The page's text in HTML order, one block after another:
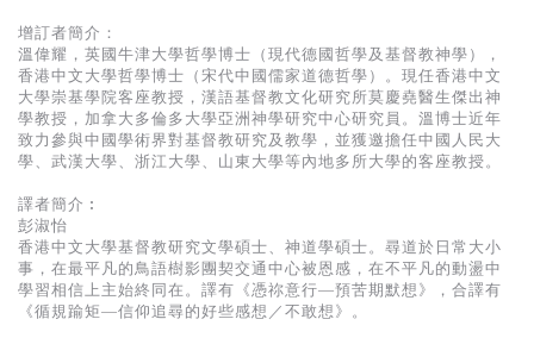
增訂者簡介：
溫偉耀，英國牛津大學哲學博士（現代德國哲學及基督教神學），
香港中文大學哲學博士（宋代中國儒家道德哲學）。現任香港中文
大學崇基學院客座教授，漢語基督教文化研究所莫慶堯醫生傑出神
學教授，加拿大多倫多大學亞洲神學研究中心研究員。溫博士近年
致力參與中國學術界對基督教研究及教學，並獲邀擔任中國人民大
學、武漢大學、浙江大學、山東大學等內地多所大學的客座教授。
譯者簡介︰
彭淑怡
香港中文大學基督教研究文學碩士、神道學碩士。尋道於日常大小
事，在最平凡的鳥語樹影團契交通中心被恩感，在不平凡的動盪中
學習相信上主始終同在。譯有《憑祢意行—預苦期默想》，合譯有
《循規踰矩—信仰追尋的好些感想／不敢想》。